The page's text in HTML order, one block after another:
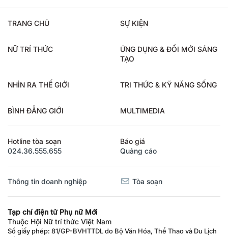
TRANG CHỦ SỰ KIỆN
NỮ TRÍ THỨC
ỨNG DỤNG & ĐỔI MỚI SÁNG
TẠO
NHÌN RA THẾ GIỚI TRI THỨC & KỸ NĂNG SỐNG
BÌNH ĐẲNG GIỚI MULTIMEDIA
Hotline tòa soạn
024.36.555.655
Báo giá
Quảng cáo
Thông tin doanh nghiệp Tòa soạn
Tạp chí điện tử Phụ nữ Mới
Thuộc Hội Nữ trí thức Việt Nam
Số giấy phép: 81/GP-BVHTTDL do Bộ Văn Hóa, Thể Thao và Du Lịch